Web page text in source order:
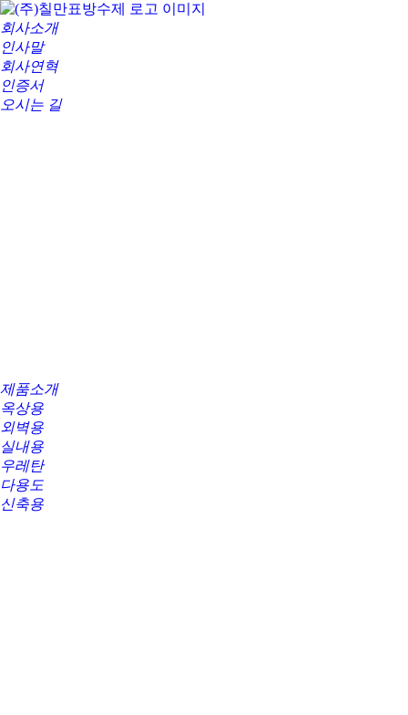
회사소개
인사말
회사연혁
인증서
오시는 길
제품소개
옥상용
외벽용
실내용
우레탄
다용도
신축용